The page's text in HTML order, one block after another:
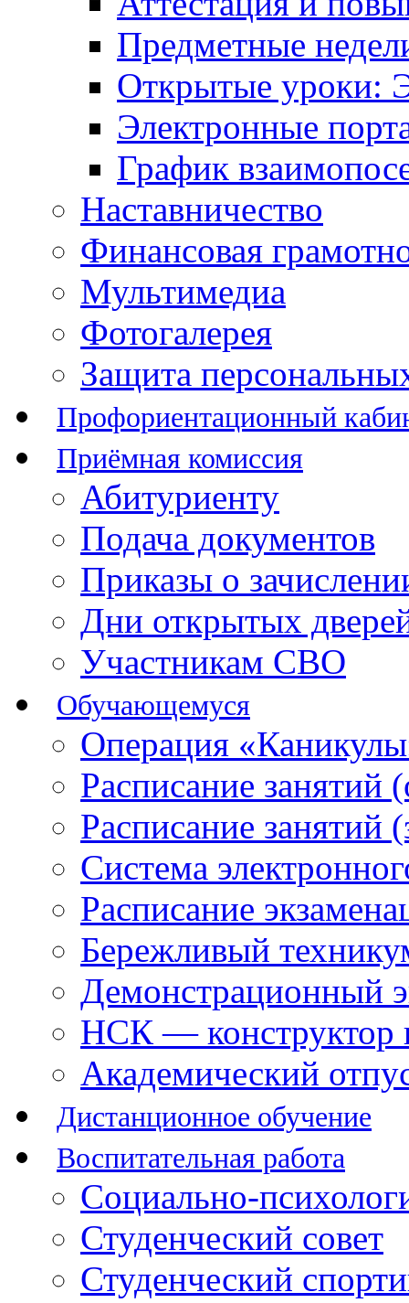
Предметные
Открытые уроки:
Электронные
График
Наставничество
Финансовая
Мультимедиа
Фотогалерея
Защита
Профориентационный
Приёмная комиссия
Абитуриенту
Подача документов
Приказы о
Дни открытых
Участникам СВО
Обучающемуся
Операция
Расписание занятий
Расписание занятий
Система
Расписание
Бережливый
Демонстрационный
НСК — конструктор
Академический
Дистанционное обучение
Воспитательная работа
Социально-
Студенческий совет
Студенческий